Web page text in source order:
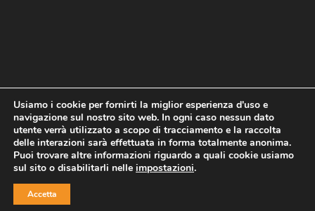
Home Statuto e bilancio
Contatti
Privacy
Cookie Child Protection Policy
Copyright © 2021 AddioPizzo | Tutti i diritti riservati | Sede
Usiamo i cookie per fornirti la miglior esperienza d'uso e
navigazione sul nostro sito web. In ogni caso nessun dato
utente verrà utilizzato a scopo di tracciamento e la raccolta
delle interazioni sarà effettuata in forma totalmente anonima.
Puoi trovare altre informazioni riguardo a quali cookie usiamo
sul sito o disabilitarli nelle impostazioni.
Accetta